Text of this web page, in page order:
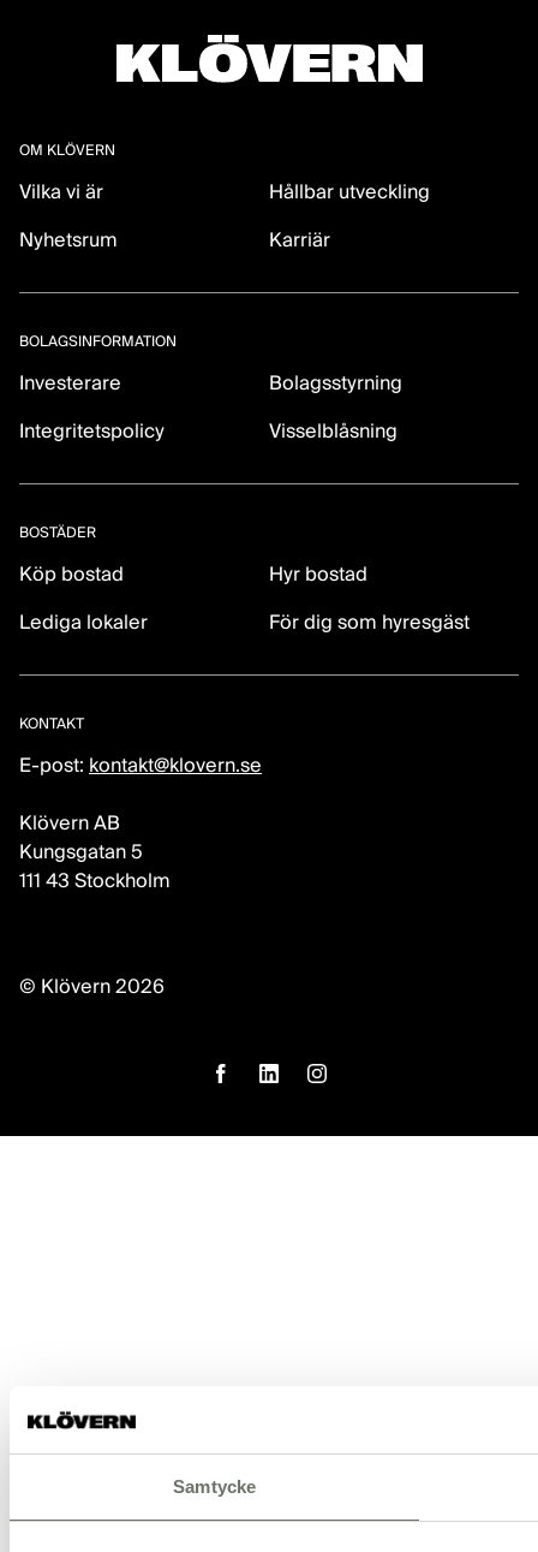
Samtycke
OM KLÖVERN
Vilka vi är
Hållbar utveckling
Nyhetsrum
Karriär
BOLAGSINFORMATION
Investerare
Bolagsstyrning
Integritetspolicy
Visselblåsning
BOSTÄDER
Köp bostad
Hyr bostad
Lediga lokaler
För dig som hyresgäst
KONTAKT
E-post: kontakt@klovern.se
Klövern AB
Kungsgatan 5
111 43 Stockholm
© Klövern 2026
facebooklinkedininstagram